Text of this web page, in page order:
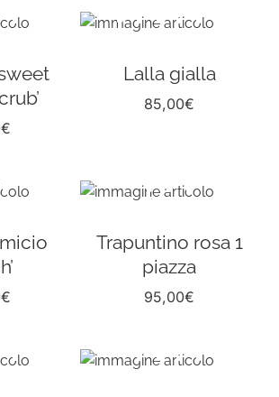
€
Lalla gialla
85,00€
€
Trapuntino rosa 1
piazza
95,00€